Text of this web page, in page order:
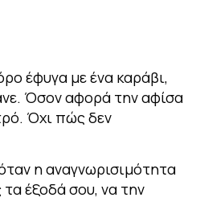
έφυγα με ένα καράβι,
Όσον αφορά την αφίσα
Όχι πώς δεν
η αναγνωρισιμότητα
τα έξοδά σου, να την